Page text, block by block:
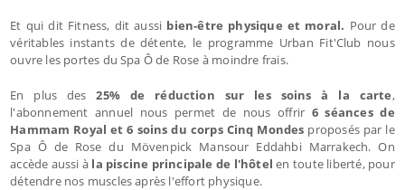
Et qui dit Fitness, dit aussi bien-être physique et moral. Pour de
véritables instants de détente, le programme Urban Fit'Club nous
ouvre les portes du Spa Ô de Rose à moindre frais.
En plus des25% de réduction sur les soins à la carte,
l'abonnement annuel nous permet de nous offrir 6 séances de
Hammam Royal et 6 soins du corps Cinq Mondes proposés par le
Spa Ô de Rose du Mövenpick Mansour Eddahbi Marrakech. On
accède aussi à la piscine principale de l'hôtelen toute liberté, pour
détendre nos muscles après l'effort physique.